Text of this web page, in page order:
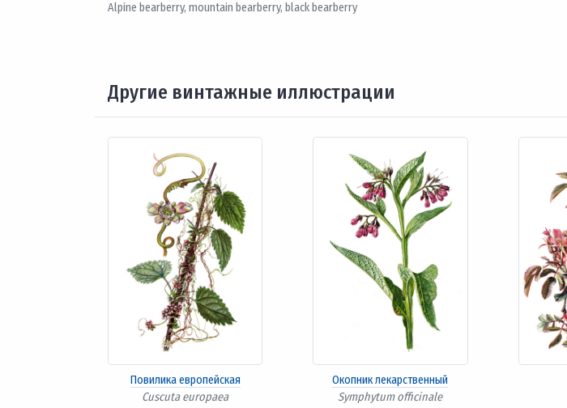
Alpine bearberry, mountain bearberry, black bearberry
Другие винтажные иллюстрации
Повилика европейская
Cuscuta europaea
Окопник лекарственный
Symphytum officinale